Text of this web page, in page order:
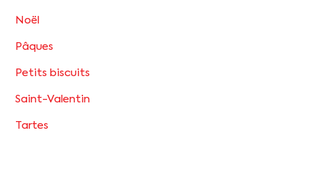
Noël
Pâques
Petits biscuits
Saint-Valentin
Tartes